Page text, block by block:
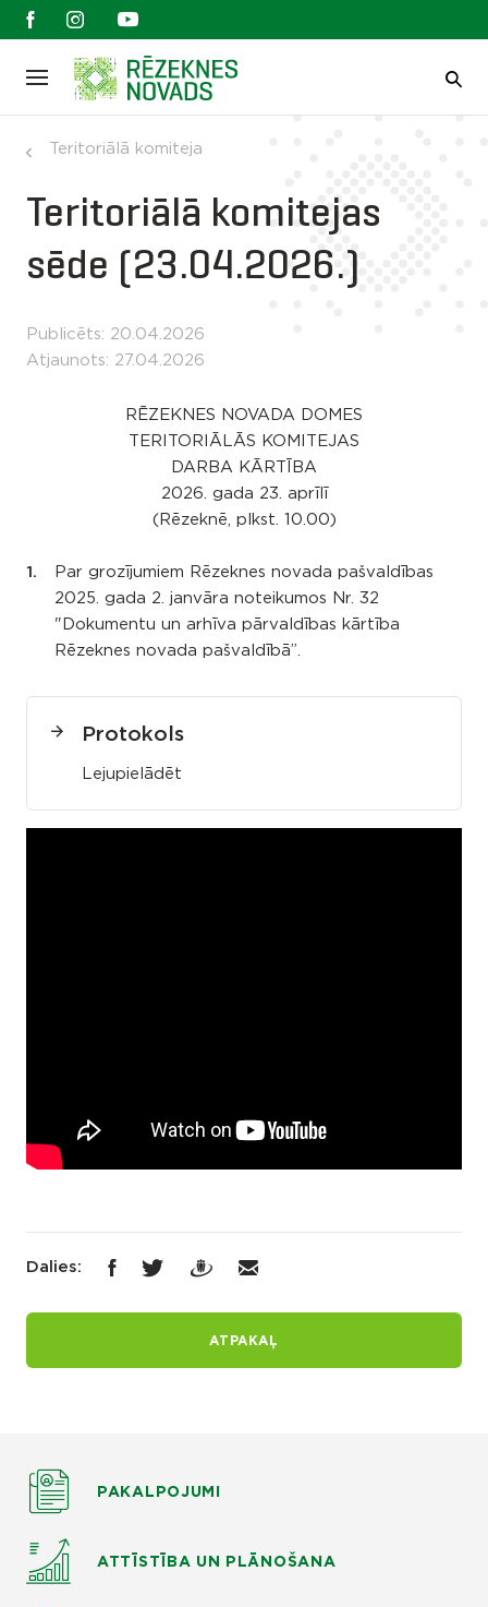
Teritoriālā komiteja
Teritoriālā komitejas
sēde (23.04.2026.)
Publicēts: 20.04.2026
Atjaunots: 27.04.2026
RĒZEKNES NOVADA DOMES
TERITORIĀLĀS KOMITEJAS
DARBA KĀRTĪBA
2026. gada 23. aprīlī
(Rēzeknē, plkst. 10.00)
Par grozījumiem Rēzeknes novada pašvaldības
2025. gada 2. janvāra noteikumos Nr. 32
"Dokumentu un arhīva pārvaldības kārtība
Rēzeknes novada pašvaldībā”.
Protokols
Lejupielādēt
Dalies:
ATPAKAĻ
PAKALPOJUMI
ATTĪSTĪBA UN PLĀNOŠANA